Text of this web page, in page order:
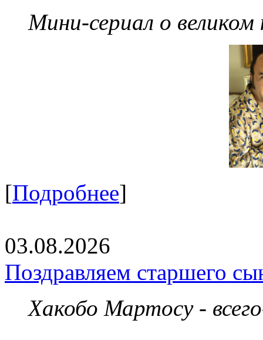
Мини-сериал о великом
[Подробнее]
03.08.2026
Поздравляем старшего
Хакобо Мартосу -